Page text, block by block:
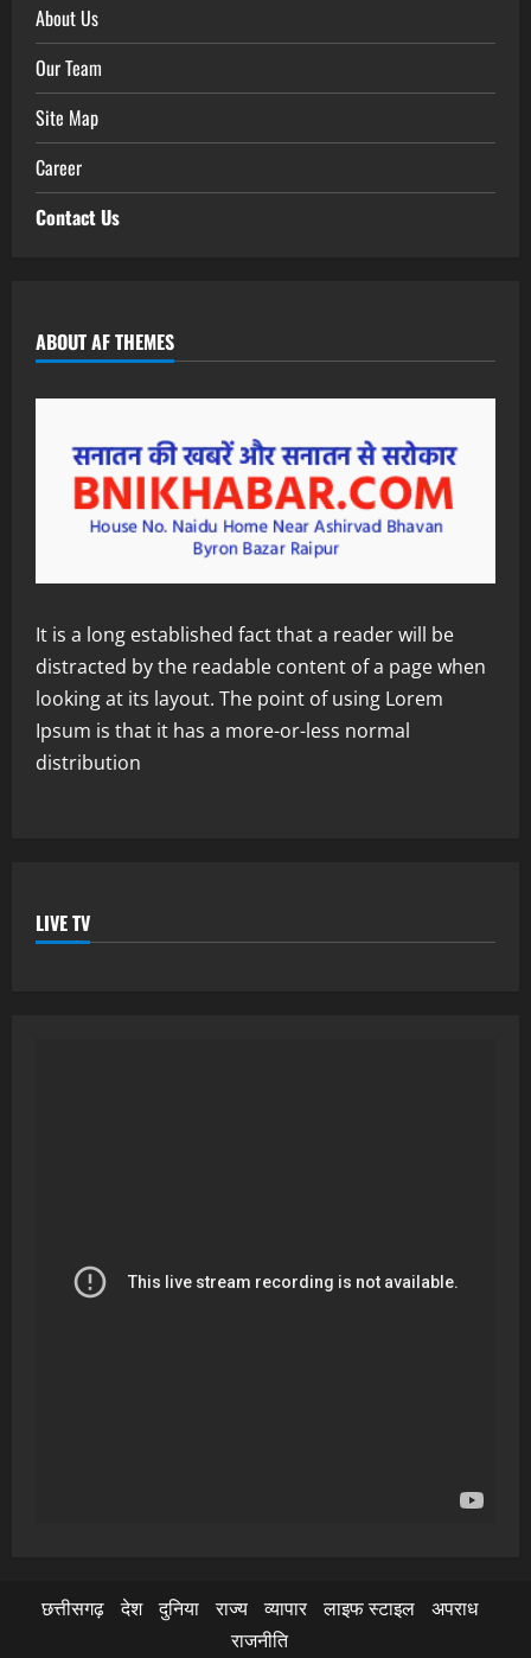
About Us
Our Team
Site Map
Career
Contact Us
ABOUT AF THEMES
It is a long established fact that a reader will be
distracted by the readable content of a page when
looking at its layout. The point of using Lorem
Ipsum is that it has a more-or-less normal
distribution
LIVE TV
छत्तीसगढ़ देश दुनिया राज्य व्यापार लाइफ स्टाइल
अपराध
राजनीति